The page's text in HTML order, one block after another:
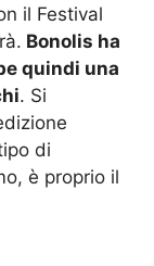
il Festival
Bonolis ha
quindi una
. Si
di
è proprio il